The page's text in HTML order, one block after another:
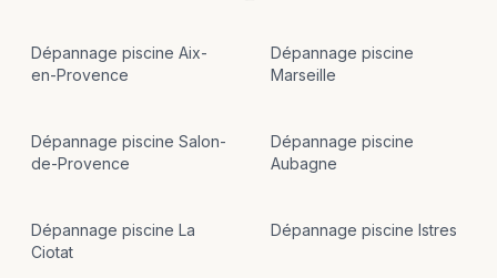
Dépannage piscine Aix-
en-Provence
Dépannage piscine
Marseille
Dépannage piscine Salon-
de-Provence
Dépannage piscine
Aubagne
Dépannage piscine La
Ciotat
Dépannage piscine Istres